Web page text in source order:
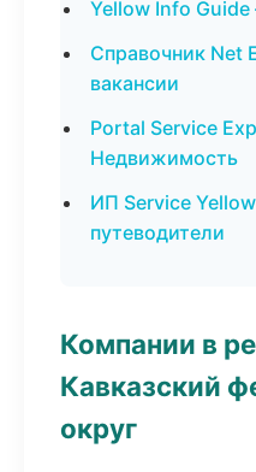
Yellow Info
Справочник Net
вакансии
Portal Service
Недвижимость
ИП Service
путеводители
Компании в
Кавказский
округ